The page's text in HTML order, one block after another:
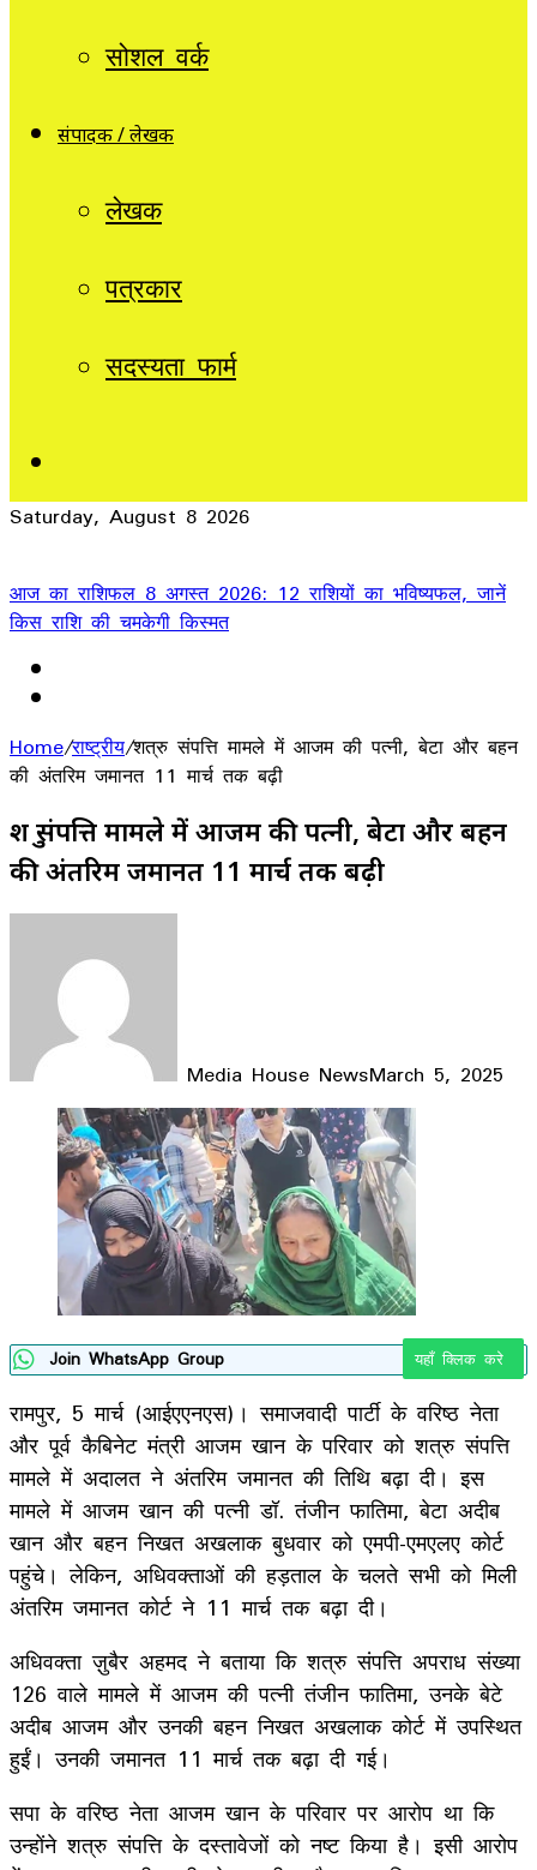
सोशल वर्क
संपादक / लेखक
लेखक
पत्रकार
सदस्यता फार्म
Saturday, August 8 2026
आज का राशिफल 8 अगस्त 2026: 12 राशियों का भविष्यफल, जानें
किस राशि की चमकेगी किस्मत
Home/राष्ट्रीय/शत्रु संपत्ति मामले में आजम की पत्नी, बेटा और बहन
की अंतरिम जमानत 11 मार्च तक बढ़ी
शत्रु संपत्ति मामले में आजम की पत्नी, बेटा और बहन
की अंतरिम जमानत 11 मार्च तक बढ़ी
Media House NewsMarch 5, 2025
Facebook
LinkedIn
WhatsApp
Telegram
Join WhatsApp Group यहाँ क्लिक करे
रामपुर, 5 मार्च (आईएएनएस)। समाजवादी पार्टी के वरिष्ठ नेता
और पूर्व कैबिनेट मंत्री आजम खान के परिवार को शत्रु संपत्ति
मामले में अदालत ने अंतरिम जमानत की तिथि बढ़ा दी। इस
मामले में आजम खान की पत्नी डॉ. तंजीन फातिमा, बेटा अदीब
खान और बहन निखत अखलाक बुधवार को एमपी-एमएलए कोर्ट
पहुंचे। लेकिन, अधिवक्ताओं की हड़ताल के चलते सभी को मिली
अंतरिम जमानत कोर्ट ने 11 मार्च तक बढ़ा दी।
अधिवक्ता ज़ुबैर अहमद ने बताया कि शत्रु संपत्ति अपराध संख्या
126 वाले मामले में आजम की पत्नी तंजीन फातिमा, उनके बेटे
अदीब आजम और उनकी बहन निखत अखलाक कोर्ट में उपस्थित
हुईं। उनकी जमानत 11 मार्च तक बढ़ा दी गई।
सपा के वरिष्ठ नेता आजम खान के परिवार पर आरोप था कि
उन्होंने शत्रु संपत्ति के दस्तावेजों को नष्‍ट किया है। इसी आरोप